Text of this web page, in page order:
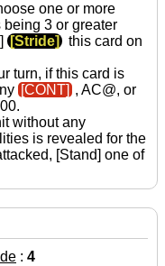
one or more
3 or greater
[Stride]
this card on
turn, if this card is
[CONT]
, AC@, or
without any
is revealed for the
[Stand] one of
: 4